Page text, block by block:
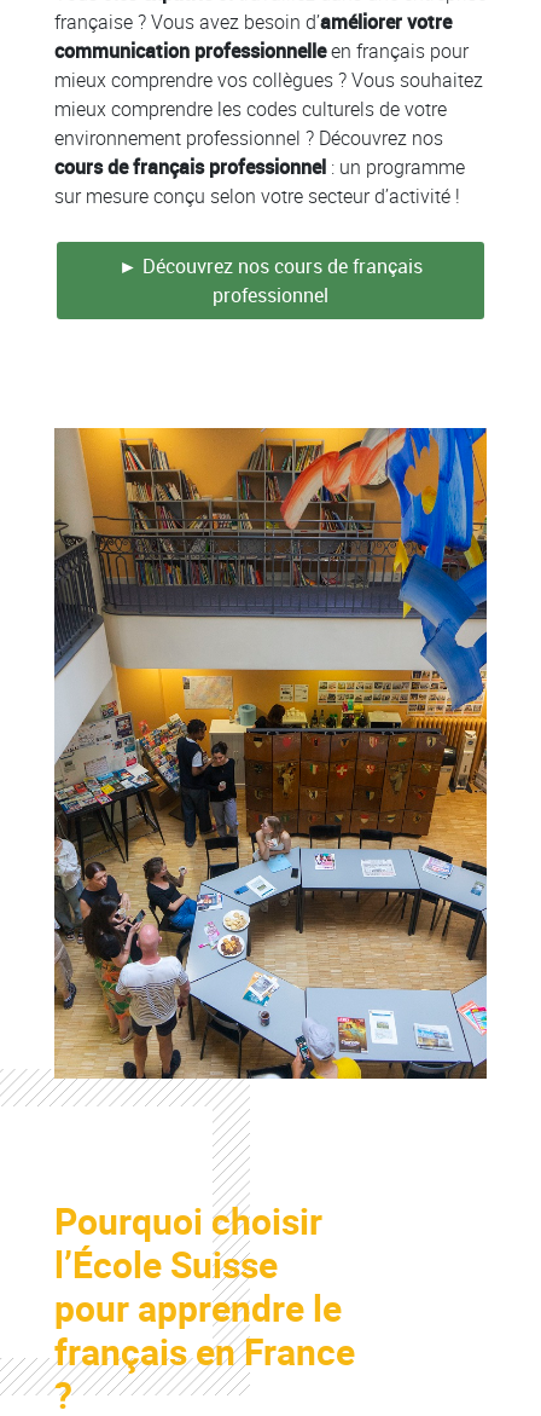
française ? Vous avez besoin d’améliorer votre
communication professionnelleen français pour
mieux comprendre vos collègues ? Vous souhaitez
mieux comprendre les codes culturels de votre
environnement professionnel ? Découvrez nos
cours de français professionnel : un programme
sur mesure conçu selon votre secteur d’activité !
► Découvrez nos cours de français
professionnel
Colonne
Colonne
Pourquoi choisir
l’École Suisse
pour apprendre le
français en France
?